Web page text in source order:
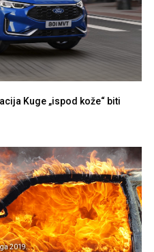
Kuge „ispod kože“ biti
2019.